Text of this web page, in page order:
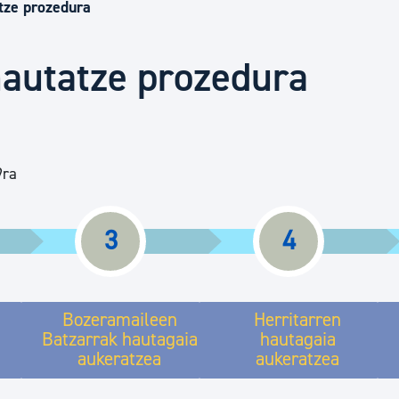
Garapen ekonomikoa
Kultura
prozedura
prozedura
3
Bozeramaileen
Batzarrak hautagaia
aukeratzea
4
Herritarren
hautagaia
aukeratzea